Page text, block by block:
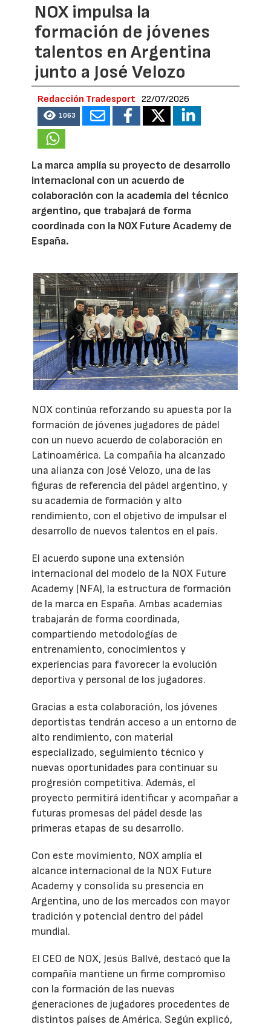
NOX impulsa la
formación de jóvenes
talentos en Argentina
junto a José Velozo
Redacción Tradesport 22/07/2026
1063
La marca amplía su proyecto de desarrollo
internacional con un acuerdo de
colaboración con la academia del técnico
argentino, que trabajará de forma
coordinada con la NOX Future Academy de
España.
NOX continúa reforzando su apuesta por la
formación de jóvenes jugadores de pádel
con un nuevo acuerdo de colaboración en
Latinoamérica. La compañía ha alcanzado
una alianza con José Velozo, una de las
figuras de referencia del pádel argentino, y
su academia de formación y alto
rendimiento, con el objetivo de impulsar el
desarrollo de nuevos talentos en el país.
El acuerdo supone una extensión
internacional del modelo de la NOX Future
Academy (NFA), la estructura de formación
de la marca en España. Ambas academias
trabajarán de forma coordinada,
compartiendo metodologías de
entrenamiento, conocimientos y
experiencias para favorecer la evolución
deportiva y personal de los jugadores.
Gracias a esta colaboración, los jóvenes
deportistas tendrán acceso a un entorno de
alto rendimiento, con material
especializado, seguimiento técnico y
nuevas oportunidades para continuar su
progresión competitiva. Además, el
proyecto permitirá identificar y acompañar a
futuras promesas del pádel desde las
primeras etapas de su desarrollo.
Con este movimiento, NOX amplía el
alcance internacional de la NOX Future
Academy y consolida su presencia en
Argentina, uno de los mercados con mayor
tradición y potencial dentro del pádel
mundial.
El CEO de NOX, Jesús Ballvé, destacó que la
compañía mantiene un firme compromiso
con la formación de las nuevas
generaciones de jugadores procedentes de
distintos países de América. Según explicó,